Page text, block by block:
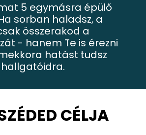
5 egymásra épülő
sorban haladsz, a
összerakod a
- hanem Te is érezni
hatást tudsz
CÉLJA